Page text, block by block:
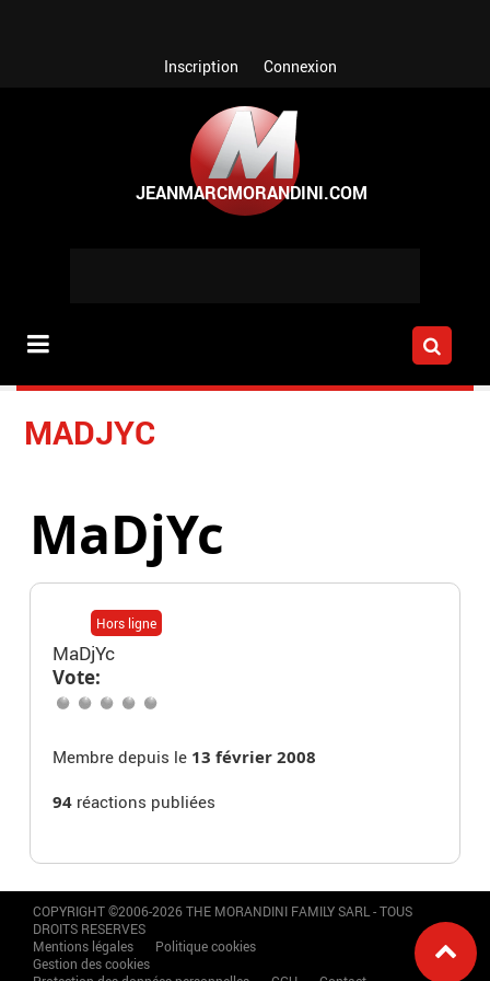
Inscription Connexion
MADJYC
MaDjYc
Hors ligne
MaDjYc
Vote:
Membre depuis le 13 février 2008
94 réactions publiées
COPYRIGHT ©2006-2026 THE MORANDINI FAMILY SARL - TOUS
DROITS RESERVES
Mentions légales
Politique cookies
Gestion des cookies